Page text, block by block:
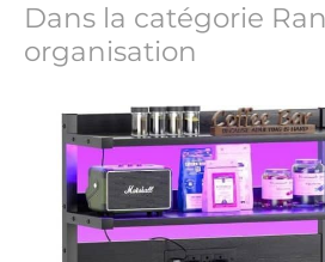
Dans la catégorie
organisation